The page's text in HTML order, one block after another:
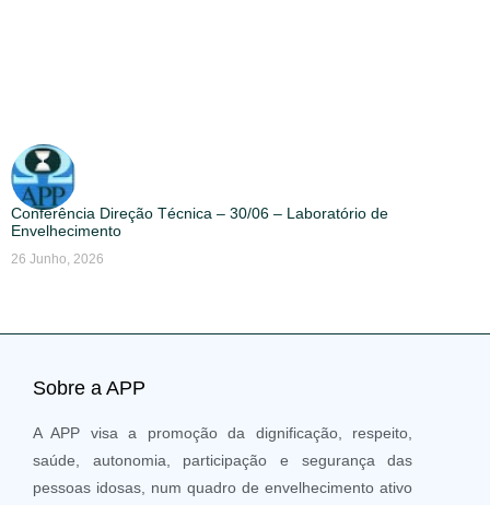
Conferência Direção Técnica – 30/06 – Laboratório de
Envelhecimento
26 Junho, 2026
Sobre a APP
A APP visa a promoção da dignificação, respeito,
saúde, autonomia, participação e segurança das
pessoas idosas, num quadro de envelhecimento ativo